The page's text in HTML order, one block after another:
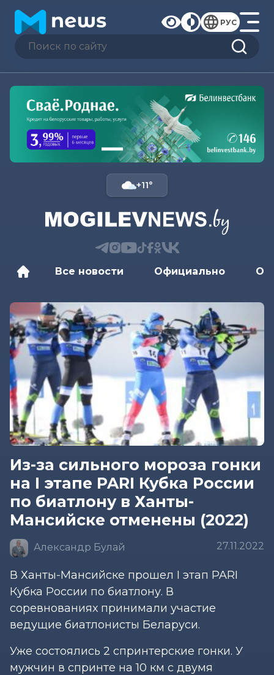
РУС
+11°
Все новости Официально
Из-за сильного мороза гонки
на I этапе PARI Кубка России
по биатлону в Ханты-
Мансийске отменены (2022)
Александр Булай 27.11.2022
В Ханты-Мансийске прошел I этап PARI
Кубка России по биатлону. В
соревнованиях принимали участие
ведущие биатлонисты Беларуси.
Уже состоялись 2 спринтерские гонки. У
мужчин в спринте на 10 км с двумя